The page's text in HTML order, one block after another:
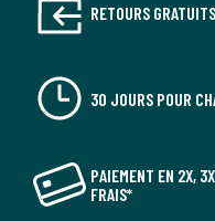
RETOURS
30 JOURS POUR
PAIEMENT EN 2X,
FRAIS*